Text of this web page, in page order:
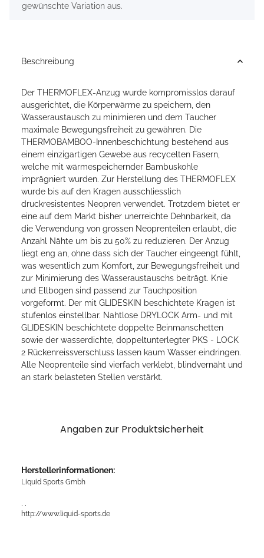
gewünschte Variation aus.
Beschreibung
Der THERMOFLEX-Anzug wurde kompromisslos darauf
ausgerichtet, die Körperwärme zu speichern, den
Wasseraustausch zu minimieren und dem Taucher
maximale Bewegungsfreiheit zu gewähren. Die
THERMOBAMBOO-Innenbeschichtung bestehend aus
einem einzigartigen Gewebe aus recycelten Fasern,
welche mit wärmespeichernder Bambuskohle
imprägniert wurden. Zur Herstellung des THERMOFLEX
wurde bis auf den Kragen ausschliesslich
druckresistentes Neopren verwendet. Trotzdem bietet er
eine auf dem Markt bisher unerreichte Dehnbarkeit, da
die Verwendung von grossen Neoprenteilen erlaubt, die
Anzahl Nähte um bis zu 50% zu reduzieren. Der Anzug
liegt eng an, ohne dass sich der Taucher eingeengt fühlt,
was wesentlich zum Komfort, zur Bewegungsfreiheit und
zur Minimierung des Wasseraustauschs beiträgt. Knie
und Ellbogen sind passend zur Tauchposition
vorgeformt. Der mit GLIDESKIN beschichtete Kragen ist
stufenlos einstellbar. Nahtlose DRYLOCK Arm- und mit
GLIDESKIN beschichtete doppelte Beinmanschetten
sowie der wasserdichte, doppeltunterlegter PKS - LOCK
2 Rückenreissverschluss lassen kaum Wasser eindringen.
Alle Neoprenteile sind vierfach verklebt, blindvernäht und
an stark belasteten Stellen verstärkt.
Angaben zur Produktsicherheit
Herstellerinformationen:
Liquid Sports Gmbh
http://www.liquid-sports.de